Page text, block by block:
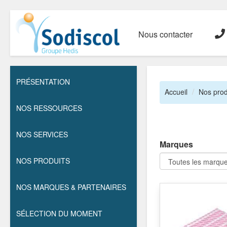
Nous contacter
PRÉSENTATION
NOS RESSOURCES
NOS SERVICES
NOS PRODUITS
NOS MARQUES & PARTENAIRES
SÉLECTION DU MOMENT
Accueil Nos
Marques